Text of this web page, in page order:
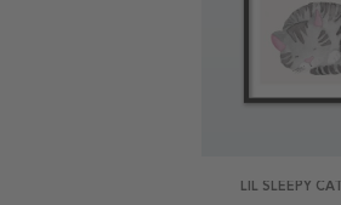
LIL SLEEPY